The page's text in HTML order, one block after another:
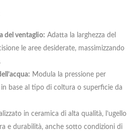
del ventaglio: Adatta la larghezza del
le aree desiderate, massimizzando
Modula la pressione per
base al tipo di coltura o superficie da
in ceramica di alta qualità, l’ugello
e durabilità, anche sotto condizioni di